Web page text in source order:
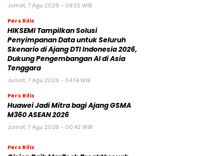
Jumat, 7 Agu 2026 - 09:32 WIB
Pers Rilis
HIKSEMI Tampilkan Solusi
Penyimpanan Data untuk Seluruh
Skenario di Ajang DTI Indonesia 2026,
Dukung Pengembangan AI di Asia
Tenggara
Jumat, 7 Agu 2026 - 04:14 WIB
Pers Rilis
Huawei Jadi Mitra bagi Ajang GSMA
M360 ASEAN 2026
Jumat, 7 Agu 2026 - 00:42 WIB
Pers Rilis